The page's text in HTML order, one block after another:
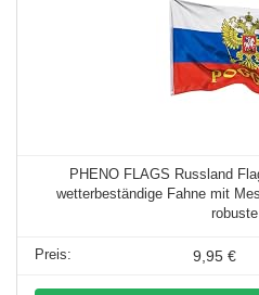
PHENO FLAGS Russland
wetterbeständige Fahne mit
robuste
9,95 €